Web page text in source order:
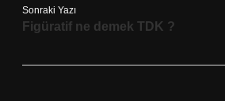
Sonraki Yazı
Figüratif ne demek TDK ?